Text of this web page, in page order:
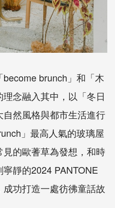
brunch」和「木
念融入其中，以「冬日
然風格與都市生活進行
」最高人氣的玻璃屋
的歐蓍草為發想，和時
靜的2024 PANTONE
功打造一處彷彿童話故